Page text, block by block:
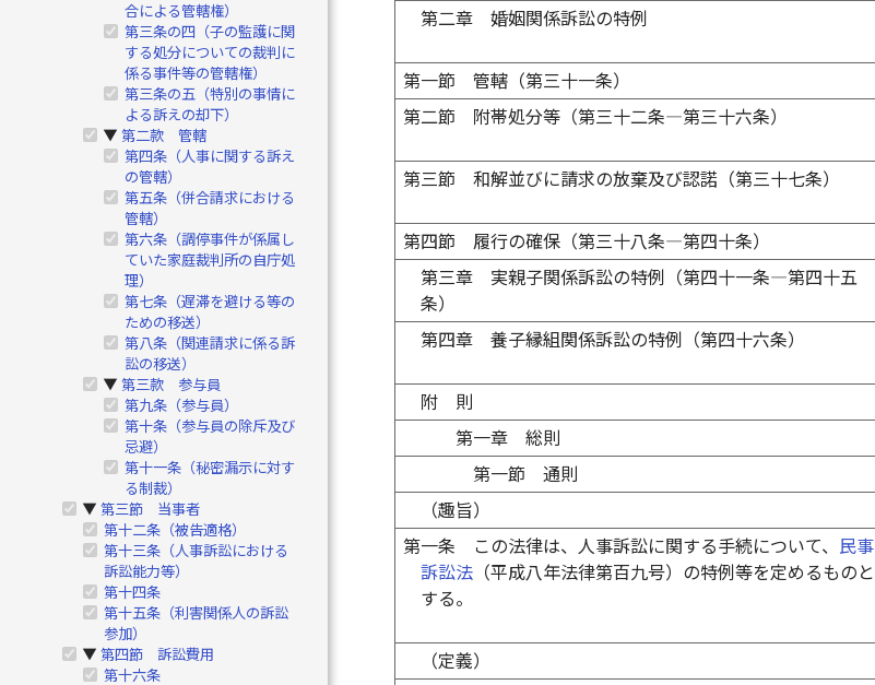
合による管轄権）
第三条の四（子の監護に関
する処分についての裁判に
係る事件等の管轄権）
第三条の五（特別の事情に
よる訴えの却下）
▶ 第二款 管轄
第四条（人事に関する訴え
の管轄）
第五条（併合請求における
管轄）
第六条（調停事件が係属し
ていた家庭裁判所の自庁処
理）
第七条（遅滞を避ける等の
ための移送）
第八条（関連請求に係る訴
訟の移送）
▶ 第三款 参与員
第九条（参与員）
第十条（参与員の除斥及び
忌避）
第十一条（秘密漏示に対す
る制裁）
▶ 第三節 当事者
第十二条（被告適格）
第十三条（人事訴訟における
訴訟能力等）
第十四条
第十五条（利害関係人の訴訟
参加）
▶ 第四節 訴訟費用
第十六条
第二章 婚姻関係訴訟の特例
第一節 管轄（第三十一条）
第二節 附帯処分等（第三十二条―第三十六条）
第三節 和解並びに請求の放棄及び認諾（第三十七条）
第四節 履行の確保（第三十八条―第四十条）
第三章 実親子関係訴訟の特例（第四十一条―第四十五
条）
第四章 養子縁組関係訴訟の特例（第四十六条）
附 則
第一章 総則
第一節 通則
（趣旨）
第一条
この法律は、人事訴訟に関する手続について、 民事
訴訟法 （平成八年法律第百九号）の特例等を定めるものと
する。
（定義）